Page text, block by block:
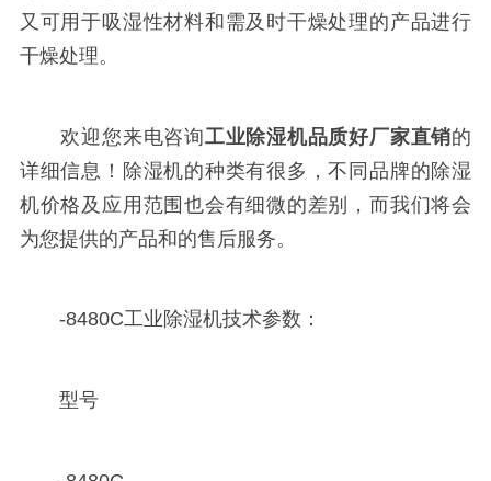
又可用于吸湿性材料和需及时干燥处理的产品进行
干燥处理。
欢迎您来电咨询工业除湿机品质好厂家直销的
详细信息！除湿机的种类有很多，不同品牌的除湿
机价格及应用范围也会有细微的差别，而我们将会
为您提供的产品和的售后服务。
-8480C工业除湿机技术参数：
型号